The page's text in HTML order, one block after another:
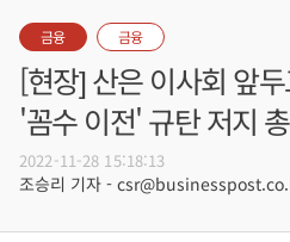
금융 금융
[현장] 산은 이사회 앞
'꼼수 이전' 규탄 저지
2022-11-28 15:18:13
조승리 기자 -